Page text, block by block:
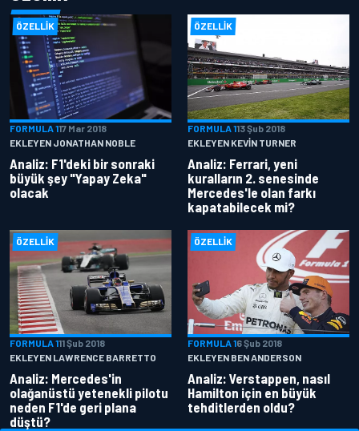
ÖZELLIK
FORMULA 117 Mar 2018
EKLEYEN JONATHAN NOBLE
Analiz: F1'deki bir sonraki
büyük şey "Yapay Zeka"
olacak
ÖZELLIK
FORMULA 113 Şub 2018
EKLEYEN KEVIN TURNER
Analiz: Ferrari, yeni
kuralların 2. senesinde
Mercedes'le olan farkı
kapatabilecek mi?
ÖZELLIK
FORMULA 111 Şub 2018
EKLEYEN LAWRENCE BARRETTO
Analiz: Mercedes'in
olağanüstü yetenekli pilotu
neden F1'de geri plana
düştü?
ÖZELLIK
FORMULA 16 Şub 2018
EKLEYEN BEN ANDERSON
Analiz: Verstappen, nasıl
Hamilton için en büyük
tehditlerden oldu?